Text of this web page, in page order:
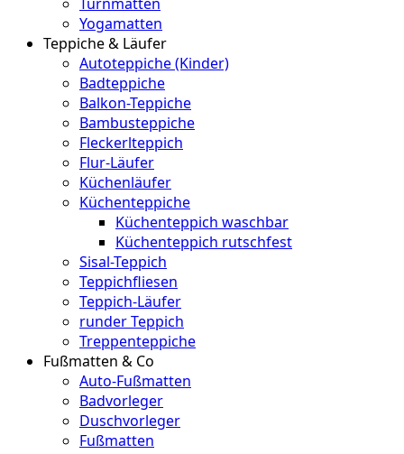
Yogamatten
Teppiche & Läufer
Autoteppiche (Kinder)
Badteppiche
Balkon-Teppiche
Bambusteppiche
Fleckerlteppich
Flur-Läufer
Küchenläufer
Küchenteppiche
Küchenteppich waschbar
Küchenteppich rutschfest
Sisal-Teppich
Teppichfliesen
Teppich-Läufer
runder Teppich
Treppenteppiche
Fußmatten & Co
Auto-Fußmatten
Badvorleger
Duschvorleger
Fußmatten